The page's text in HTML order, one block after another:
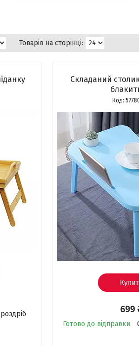
Складаний
699
Готово до відправки